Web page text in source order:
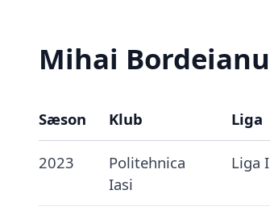
Mihai
Sæson Klub Liga
2023
Politehnica
Iasi
Liga I